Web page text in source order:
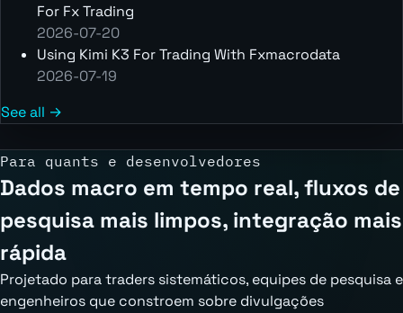
For Fx Trading
2026-07-20
Using Kimi K3 For Trading With Fxmacrodata
2026-07-19
See all →
Para quants e desenvolvedores
Dados macro em tempo real, fluxos de
pesquisa mais limpos, integração mais
rápida
Projetado para traders sistemáticos, equipes de pesquisa e
engenheiros que constroem sobre divulgações